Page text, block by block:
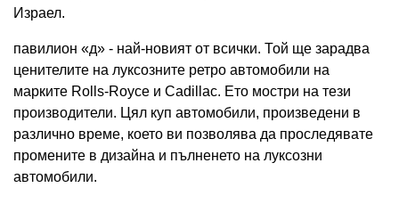
Израел.
павилион «д» - най-новият от всички. Той ще зарадва
ценителите на луксозните ретро автомобили на
марките Rolls-Royce и Cadillac. Ето мостри на тези
производители. Цял куп автомобили, произведени в
различно време, което ви позволява да проследявате
промените в дизайна и пълненето на луксозни
автомобили.